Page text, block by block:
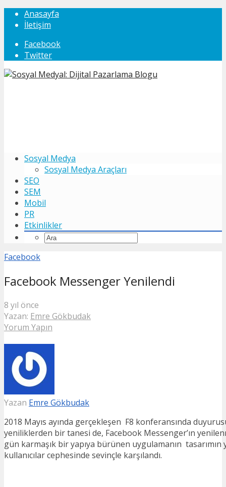
Anasayfa
İletişim
Facebook
Twitter
Sosyal Medya
Sosyal Medya Araçları
SEO
SEM
Mobil
PR
Etkinlikler
Facebook
Facebook Messenger Yenilendi
8 yıl önce
Yazan: Emre Gökbudak
Yorum Yapın
Yazan Emre Gökbudak
2018 Mayıs ayında gerçekleşen F8 konferansında
yeniliklerden bir tanesi de, Facebook Messenger’ın
gün karmaşık bir yapıya bürünen uygulamanın tasarımın
kullanıcılar cephesinde sevinçle karşılandı.